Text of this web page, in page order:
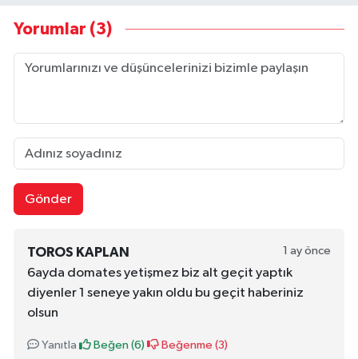
Yorumlar (3)
Gönder
TOROS KAPLAN 1 ay önce
6ayda domates yetişmez biz alt geçit yaptık
diyenler 1 seneye yakın oldu bu geçit haberiniz
olsun
Yanıtla Beğen (6) Beğenme (3)